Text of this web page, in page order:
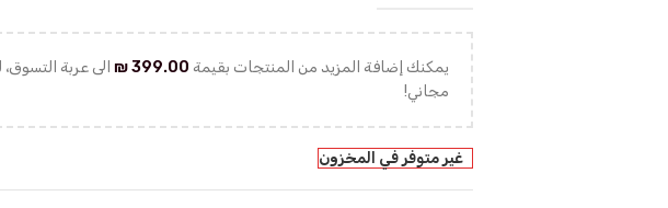
يمكنك إضافة المزيد من المنتجات بقيمة ₪399.00
الى عربة
مجاني!
غير متوفر في المخزون